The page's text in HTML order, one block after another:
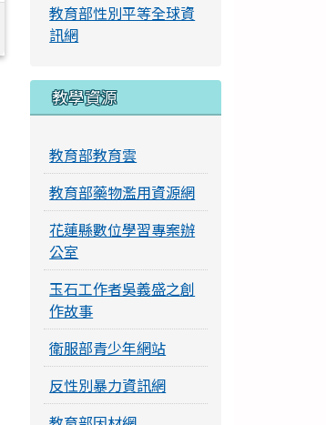
教育部性別平等全球資
訊網
教學資源
教育部教育雲
教育部藥物濫用資源網
花蓮縣數位學習專案辦
公室
玉石工作者吳義盛之創
作故事
衛服部青少年網站
反性別暴力資訊網